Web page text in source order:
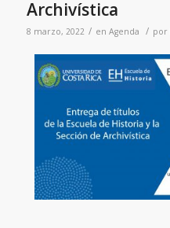
Archivística
8 marzo, 2022 / en Agenda / por